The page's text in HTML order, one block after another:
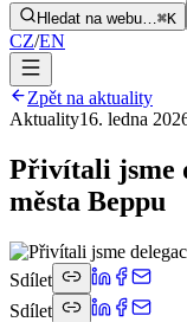
Hledat na webu…⌘K
CZ/EN
Zpět na aktuality
Aktuality16. ledna
Přivítali jsme
města Beppu
Sdílet
Sdílet